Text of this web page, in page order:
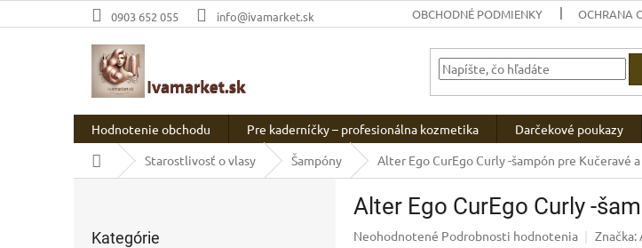
na
0903 652 055 info@ivamarket.sk OBCHODNÉ PODMIENKY OCHRANA
Hodnotenie obchodu Pre kaderníčky – profesionálna kozmetika Darčekové poukazy
DomovStarostlivosť o vlasy Šampóny Alter Ego CurEgo Curly -šampón pre Kučeravé
kategórie
Kategórie
Alter Ego CurEgo Curly -
Priemerné
Neohodnotené Podrobnosti hodnotenia Značka: